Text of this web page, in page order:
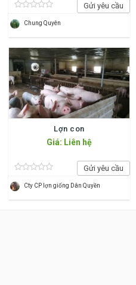
Gửi yêu cầu
Chung Quyên
Lợn con
Giá: Liên hệ
Gửi yêu cầu
Cty CP lợn giống Dân Quyền